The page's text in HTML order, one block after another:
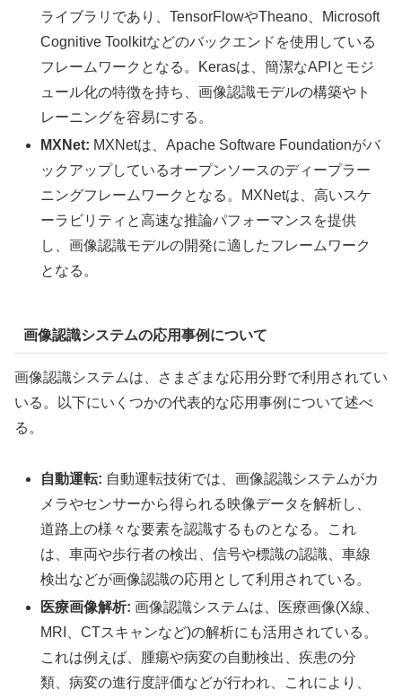
ライブラリであり、TensorFlowやTheano、Microsoft
Cognitive Toolkitなどのバックエンドを使用している
フレームワークとなる。Kerasは、簡潔なAPIとモジ
ュール化の特徴を持ち、画像認識モデルの構築やト
レーニングを容易にする。
MXNet: MXNetは、Apache Software Foundationがバ
ックアップしているオープンソースのディープラー
ニングフレームワークとなる。MXNetは、高いスケ
ーラビリティと高速な推論パフォーマンスを提供
し、画像認識モデルの開発に適したフレームワーク
となる。
画像認識システムの応用事例について
画像認識システムは、さまざまな応用分野で利用されてい
いる。以下にいくつかの代表的な応用事例について述べ
る。
自動運転: 自動運転技術では、画像認識システムがカ
メラやセンサーから得られる映像データを解析し、
道路上の様々な要素を認識するものとなる。これ
は、車両や歩行者の検出、信号や標識の認識、車線
検出などが画像認識の応用として利用されている。
医療画像解析: 画像認識システムは、医療画像(X線、
MRI、CTスキャンなど)の解析にも活用されている。
これは例えば、腫瘍や病変の自動検出、疾患の分
類、病変の進行度評価などが行われ、これにより、